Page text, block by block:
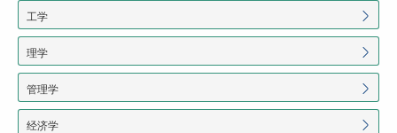
工学
理学
管理学
经济学